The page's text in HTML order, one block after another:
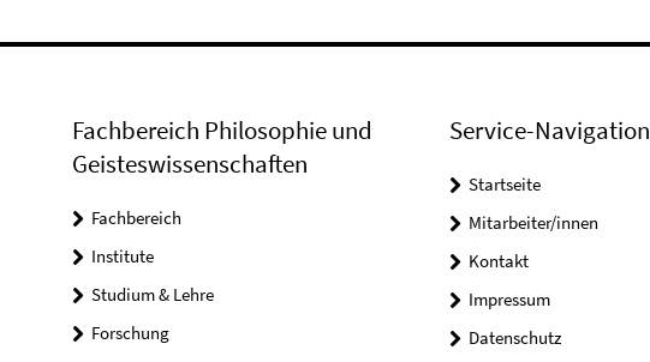
Fachbereich Philosophie und
Geisteswissenschaften
Fachbereich
Institute
Studium & Lehre
Forschung
Service-Navigation
Startseite
Mitarbeiter/innen
Kontakt
Impressum
Datenschutz